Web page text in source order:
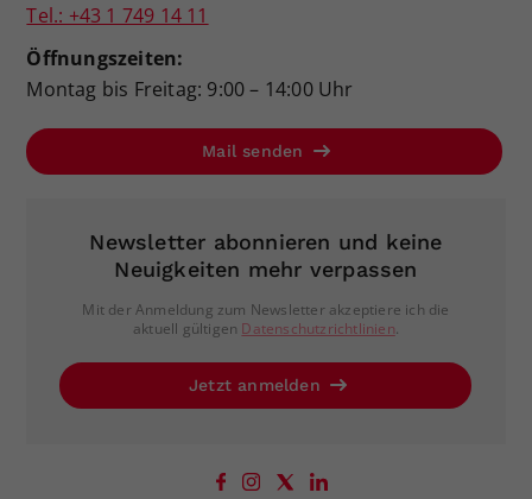
Tel.: +43 1 749 14 11
Öffnungszeiten:
Montag bis Freitag: 9:00 – 14:00 Uhr
Mail senden
Newsletter abonnieren und keine
Neuigkeiten mehr verpassen
Mit der Anmeldung zum Newsletter akzeptiere ich die
aktuell gültigen Datenschutzrichtlinien.
Jetzt anmelden